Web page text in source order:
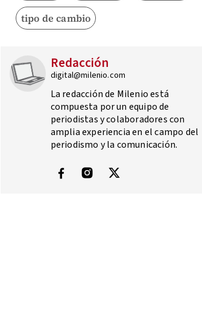
tipo de cambio
Redacción
digital@milenio.com
La redacción de Milenio está
compuesta por un equipo de
periodistas y colaboradores con
amplia experiencia en el campo del
periodismo y la comunicación.